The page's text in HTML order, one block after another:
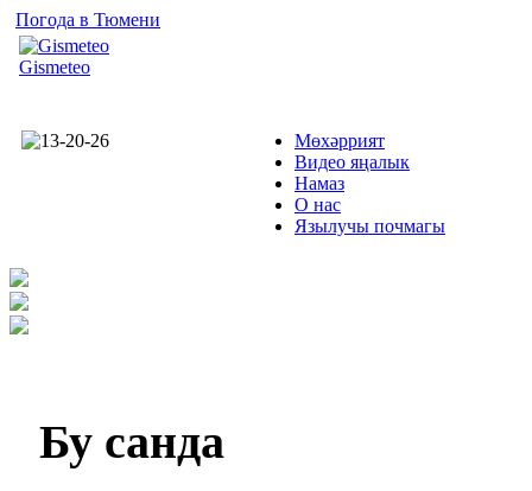
Погода в Тюмени
Gismeteo
Мөхәррият
Видео яңалык
Намаз
О нас
Язылучы почмагы
Бу санда